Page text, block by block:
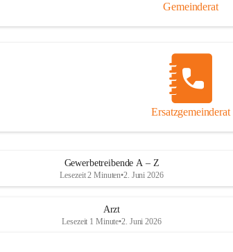
Gemeinderat
Ersatzgemeinderat
Gewerbetreibende A – Z
Lesezeit 2 Minuten•2. Juni 2026
Arzt
Lesezeit 1 Minute•2. Juni 2026